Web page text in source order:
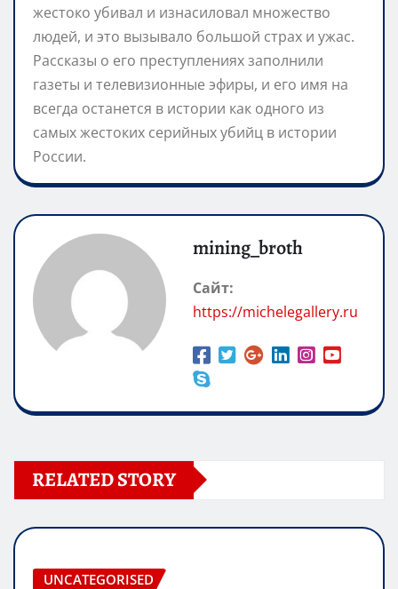
жестоко убивал и изнасиловал множество
людей, и это вызывало большой страх и ужас.
Рассказы о его преступлениях заполнили
газеты и телевизионные эфиры, и его имя на
всегда останется в истории как одного из
самых жестоких серийных убийц в истории
России.
mining_broth
Сайт:
https://michelegallery.ru
RELATED STORY
UNCATEGORISED